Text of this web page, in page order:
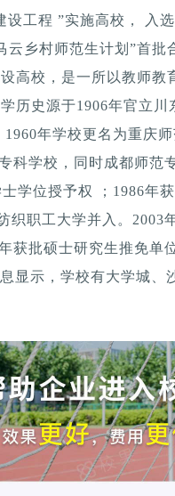
设工程 ”实施高校， 入
云乡村师范生计划”首批
高校，是一所以教师教
历史源于1906年官立川
年学校更名为重庆
科学校，同时成都师范
学位授予权 ；1986年
织职工大学并入。2003
获批硕士研究生推免单
显示，学校有大学城、